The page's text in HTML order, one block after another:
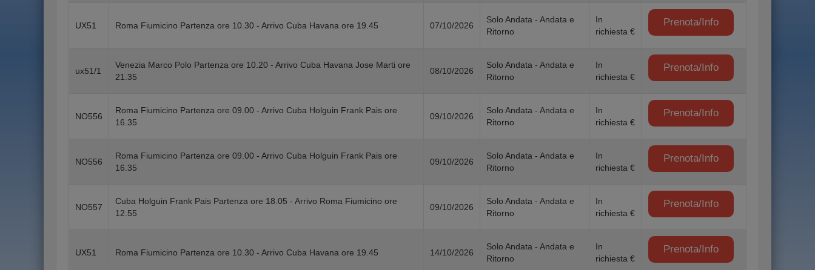
UX51 Roma Fiumicino Partenza ore 10.30 - Arrivo Cuba Havana ore 19.45 07/10/2026
Solo Andata - Andata e
Ritorno
In
richiesta €
Prenota/Info
ux51/1
Venezia Marco Polo Partenza ore 10.20 - Arrivo Cuba Havana Jose Marti ore
21.35
08/10/2026
Solo Andata - Andata e
Ritorno
In
richiesta €
Prenota/Info
NO556
Roma Fiumicino Partenza ore 09.00 - Arrivo Cuba Holguin Frank Pais ore
16.35
09/10/2026
Solo Andata - Andata e
Ritorno
In
richiesta €
Prenota/Info
NO556
Roma Fiumicino Partenza ore 09.00 - Arrivo Cuba Holguin Frank Pais ore
16.35
09/10/2026
Solo Andata - Andata e
Ritorno
In
richiesta €
Prenota/Info
NO557
Cuba Holguin Frank Pais Partenza ore 18.05 - Arrivo Roma Fiumicino ore
12.55
09/10/2026
Solo Andata - Andata e
Ritorno
In
richiesta €
Prenota/Info
UX51 Roma Fiumicino Partenza ore 10.30 - Arrivo Cuba Havana ore 19.45 14/10/2026
Solo Andata - Andata e
Ritorno
In
richiesta €
Prenota/Info